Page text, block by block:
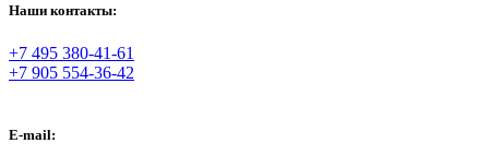
Наши контакты:
+7 495 380-41-61
+7 905 554-36-42
E-mail: